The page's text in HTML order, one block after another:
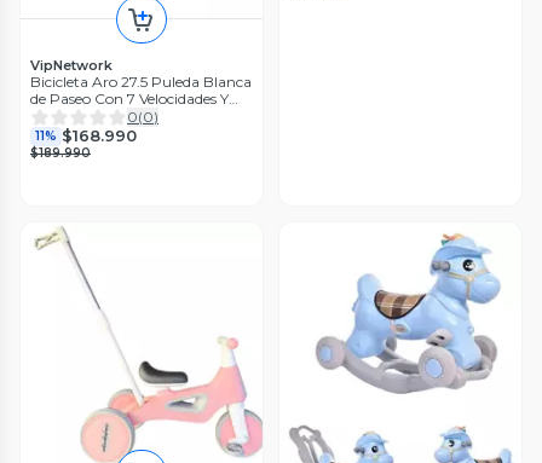
VipNetwork
Bicicleta Aro 27.5 Puleda Blanca
de Paseo Con 7 Velocidades Y
Freno Disco
0(0)
11% $168.990
$189.990